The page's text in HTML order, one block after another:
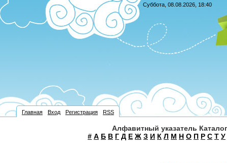
Суббота, 08.08.2026, 18:40
Главная Вход Регистрация RSS
Алфавитный указатель
# А Б В Г Д Е Ж З И К Л М Н О П Р С Т У